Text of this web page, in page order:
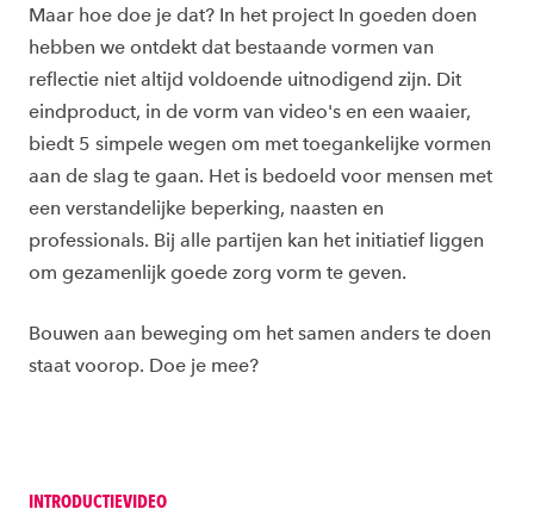
Maar hoe doe je dat? In het project In goeden doen
hebben we ontdekt dat bestaande vormen van
reflectie niet altijd voldoende uitnodigend zijn. Dit
eindproduct, in de vorm van video's en een waaier,
biedt 5 simpele wegen om met toegankelijke vormen
aan de slag te gaan. Het is bedoeld voor mensen met
een verstandelijke beperking, naasten en
professionals. Bij alle partijen kan het initiatief liggen
om gezamenlijk goede zorg vorm te geven.
Bouwen aan beweging om het samen anders te doen
staat voorop. Doe je mee?
INTRODUCTIEVIDEO